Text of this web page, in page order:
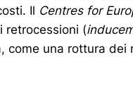
Il Centres for
retrocessioni (
come una rottura